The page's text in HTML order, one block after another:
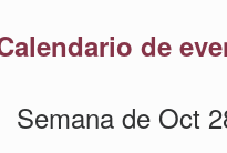
de
Semana de Oct